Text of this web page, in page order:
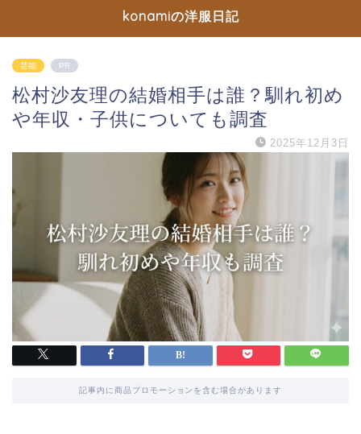
konamiの洋服日記
芸能 PR
松村沙友理の結婚相手は誰？馴れ初め
や年収・子供についても調査
2025年12月3日
記事内に商品プロモーションを含む場合があります